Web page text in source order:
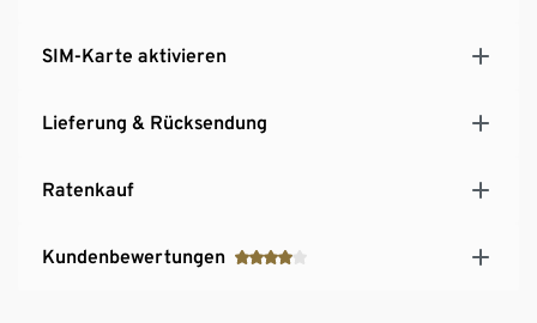
SIM-Karte aktivieren
Lieferung & Rücksendung
Ratenkauf
Kundenbewertungen